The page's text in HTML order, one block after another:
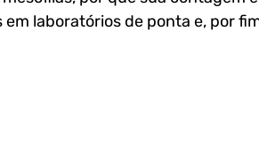
laboratórios de ponta e, por